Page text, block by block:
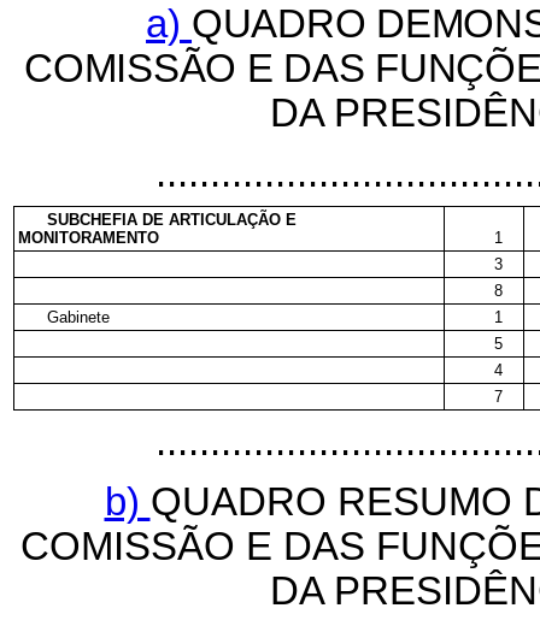
a) QUADRO
COMISSÃO E DAS
DA
SUBCHEFIA DE ARTICULAÇÃO E
MONITORAMENTO
1
3
8
Gabinete
1
5
4
7
b) QUADRO RESUMO
COMISSÃO E DAS
DA